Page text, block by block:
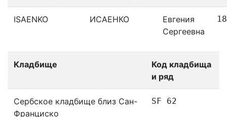
ISAENKO ИСАЕНКО
Евгения
Сергеевна
Кладбище
Код кладбища
и ряд
Сербское кладбище близ Сан-
Франциско
SF 62